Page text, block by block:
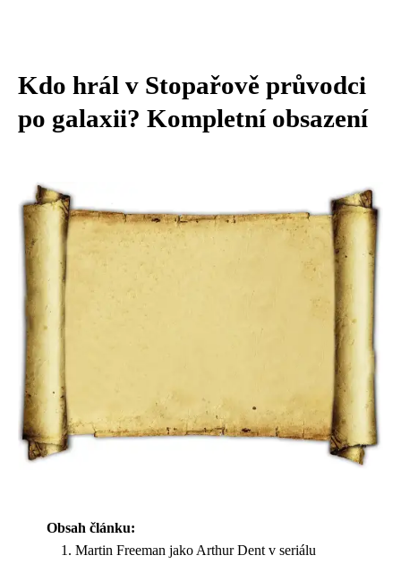
Kdo hrál v Stopařově průvodci
po galaxii? Kompletní obsazení
Obsah článku:
Martin Freeman jako Arthur Dent v seriálu